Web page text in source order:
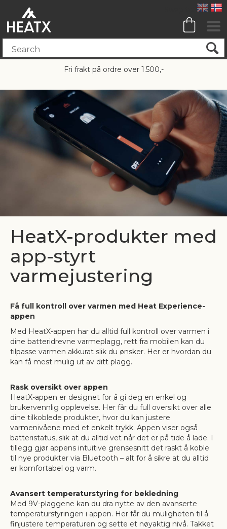
Fri frakt på ordre over 1.500,-
HeatX-produkter med
app-styrt
varmejustering
Få full kontroll over varmen med Heat Experience-
appen
Med HeatX-appen har du alltid full kontroll over varmen i
dine batteridrevne varmeplagg, rett fra mobilen kan du
tilpasse varmen akkurat slik du ønsker. Her er hvordan du
kan få mest mulig ut av ditt plagg.
Rask oversikt over appen
HeatX-appen er designet for å gi deg en enkel og
brukervennlig opplevelse. Her får du full oversikt over alle
dine tilkoblede produkter, hvor du kan justere
varmenivåene med et enkelt trykk. Appen viser også
batteristatus, slik at du alltid vet når det er på tide å lade. I
tillegg gjør appens intuitive grensesnitt det raskt å koble
til nye produkter via Bluetooth – alt for å sikre at du alltid
er komfortabel og varm.
Avansert temperaturstyring for bekledning
Med 9V-plaggene kan du dra nytte av den avanserte
temperaturstyringen i appen. Her får du muligheten til å
finjustere temperaturen og sette et nøyaktig nivå. Takket